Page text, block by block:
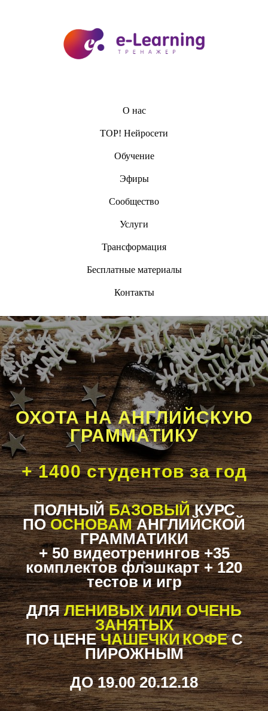
О нас
TOP! Нейросети
Обучение
Эфиры
Сообщество
Услуги
Трансформация
Бесплатные материалы
Контакты
ОХОТА НА АНГЛИЙСКУЮ
ГРАММАТИКУ
+ 1400 студентов за год
ПОЛНЫЙБАЗОВЫЙКУРС
ПООСНОВАМАНГЛИЙСКОЙ
ГРАММАТИКИ
+ 50 видеотренингов +35
комплектов флэшкарт + 120
тестов и игр
ДЛЯЛЕНИВЫХ ИЛИ ОЧЕНЬ
ЗАНЯТЫХ
ПО ЦЕНЕЧАШЕЧКИКОФЕС
ПИРОЖНЫМ
ДО 19.00 20.12.18